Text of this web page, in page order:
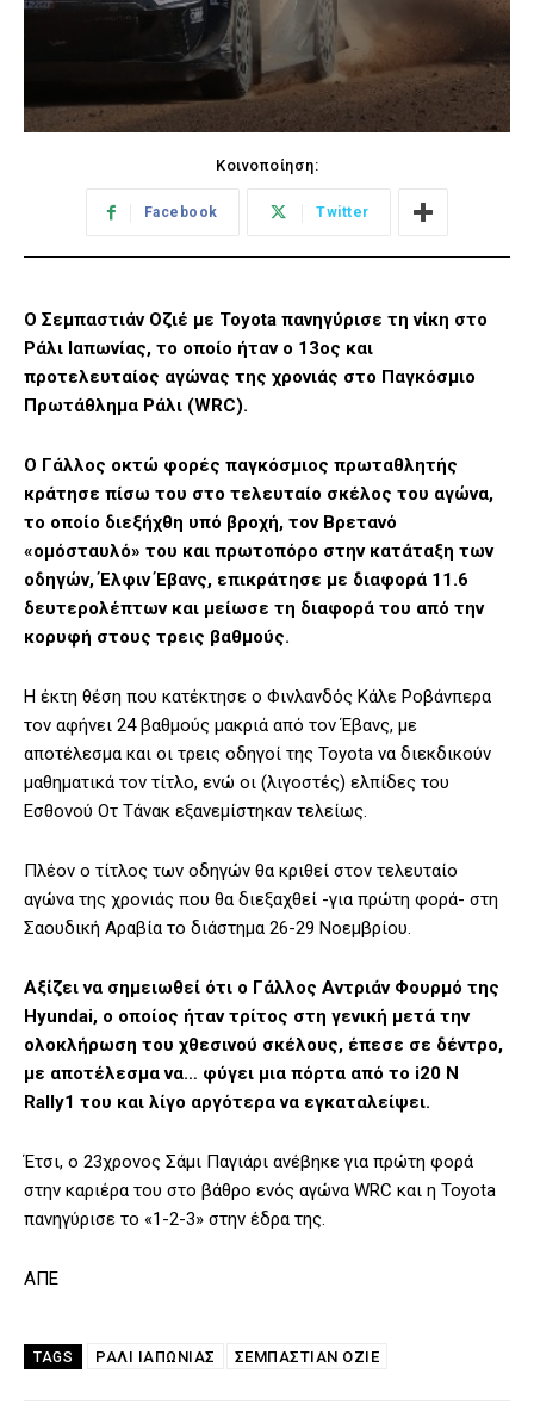
Κοινοποίηση:
Facebook Twitter
Ο Σεμπαστιάν Οζιέ με Toyota πανηγύρισε τη νίκη στο
Ράλι Ιαπωνίας, το οποίο ήταν ο 13ος και
προτελευταίος αγώνας της χρονιάς στο Παγκόσμιο
Πρωτάθλημα Ράλι (WRC).
Ο Γάλλος οκτώ φορές παγκόσμιος πρωταθλητής
κράτησε πίσω του στο τελευταίο σκέλος του αγώνα,
το οποίο διεξήχθη υπό βροχή, τον Βρετανό
«ομόσταυλό» του και πρωτοπόρο στην κατάταξη των
οδηγών, Έλφιν Έβανς, επικράτησε με διαφορά 11.6
δευτερολέπτων και μείωσε τη διαφορά του από την
κορυφή στους τρεις βαθμούς.
Η έκτη θέση που κατέκτησε ο Φινλανδός Κάλε Ροβάνπερα
τον αφήνει 24 βαθμούς μακριά από τον Έβανς, με
αποτέλεσμα και οι τρεις οδηγοί της Toyota να διεκδικούν
μαθηματικά τον τίτλο, ενώ οι (λιγοστές) ελπίδες του
Εσθονού Οτ Τάνακ εξανεμίστηκαν τελείως.
Πλέον ο τίτλος των οδηγών θα κριθεί στον τελευταίο
αγώνα της χρονιάς που θα διεξαχθεί -για πρώτη φορά- στη
Σαουδική Αραβία το διάστημα 26-29 Νοεμβρίου.
Αξίζει να σημειωθεί ότι ο Γάλλος Αντριάν Φουρμό της
Hyundai, ο οποίος ήταν τρίτος στη γενική μετά την
ολοκλήρωση του χθεσινού σκέλους, έπεσε σε δέντρο,
με αποτέλεσμα να… φύγει μια πόρτα από το i20 N
Rally1 του και λίγο αργότερα να εγκαταλείψει.
Έτσι, ο 23χρονος Σάμι Παγιάρι ανέβηκε για πρώτη φορά
στην καριέρα του στο βάθρο ενός αγώνα WRC και η Toyota
πανηγύρισε το «1-2-3» στην έδρα της.
ΑΠΕ
TAGS ΡΆΛΙ ΙΑΠΩΝΊΑΣ ΣΕΜΠΑΣΤΙΆΝ ΟΖΙΈ